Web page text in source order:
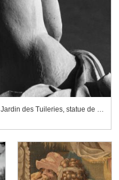
Jardin des Tuileries, statue de profil, fragment, effet de pénombre